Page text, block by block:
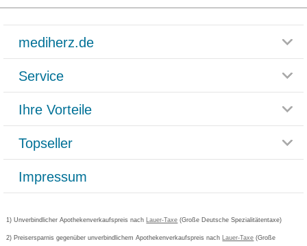
mediherz.de
Glossar
Häufig gestellte Fragen
Datenschutz
AGB
Cookie-Einstellungen
Vertrag widerrufen
Service
Rücksendemöglichkeit
Paketlieferstatus
Versandkosten
Bestellschein ausfüllen
Newsletteranmeldung
Ihre Vorteile
Rezeptlieferung
Bonusprogramm
Gutschein und Rabatte
Kundenbewertung
Topseller
Grippostad
Bepanthen
Impressum
1) Unverbindlicher Apothekenverkaufspreis nach Lauer-Taxe (Große Deutsche Spezialitätentaxe)
2) Preisersparnis gegenüber unverbindlichem Apothekenverkaufspreis nach Lauer-Taxe (Große